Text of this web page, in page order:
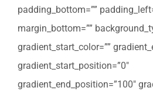
padding_bottom=””
margin_bottom=””
gradient_start_color=””
gradient_start_position=”0″
gradient_end_position=”100″